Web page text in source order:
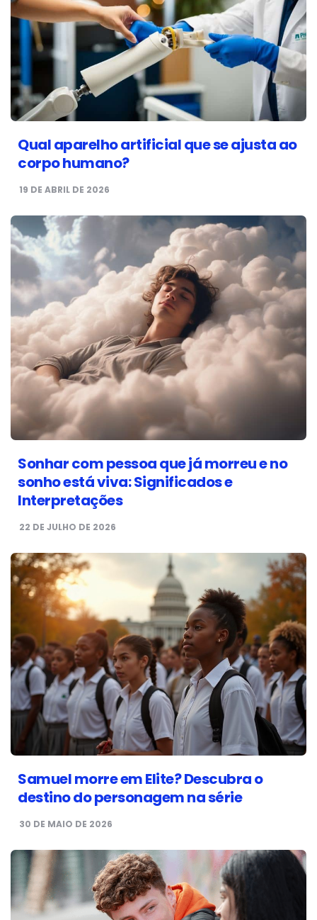
Qual aparelho artificial que se ajusta ao
corpo humano?
19 DE ABRIL DE 2026
Sonhar com pessoa que já morreu e no
sonho está viva: Significados e
Interpretações
22 DE JULHO DE 2026
Samuel morre em Elite? Descubra o
destino do personagem na série
30 DE MAIO DE 2026